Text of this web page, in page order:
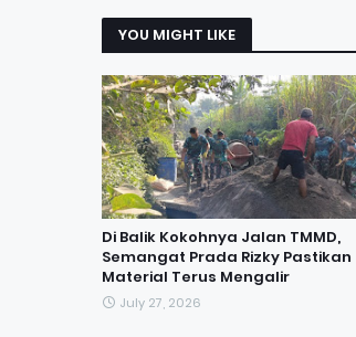
YOU MIGHT LIKE
Di Balik Kokohnya Jalan TMMD,
Semangat Prada Rizky Pastikan
Material Terus Mengalir
July 27, 2026